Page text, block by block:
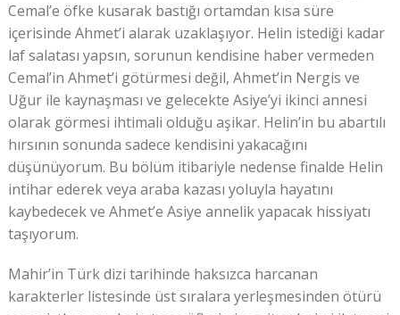
Cemal’e öfke kusarak bastığı ortamdan kısa süre
içerisinde Ahmet’i alarak uzaklaşıyor. Helin istediği kadar
laf salatası yapsın, sorunun kendisine haber vermeden
Cemal’in Ahmet’i götürmesi değil, Ahmet’in Nergis ve
Uğur ile kaynaşması ve gelecekte Asiye’yi ikinci annesi
olarak görmesi ihtimali olduğu aşikar. Helin’in bu abartılı
hırsının sonunda sadece kendisini yakacağını
düşünüyorum. Bu bölüm itibariyle nedense finalde Helin
intihar ederek veya araba kazası yoluyla hayatını
kaybedecek ve Ahmet’e Asiye annelik yapacak hissiyatı
taşıyorum.
Mahir’in Türk dizi tarihinde haksızca harcanan
karakterler listesinde üst sıralara yerleşmesinden ötürü